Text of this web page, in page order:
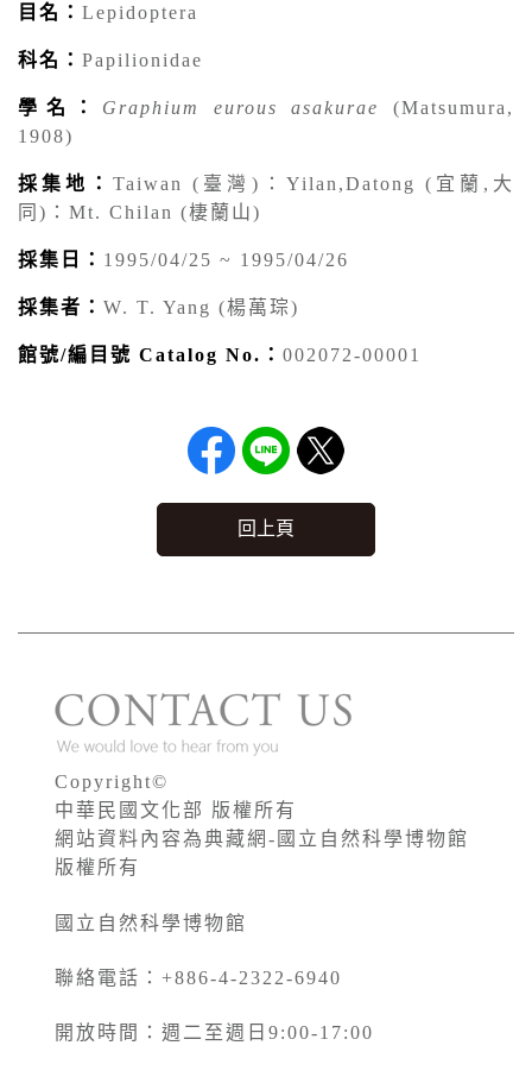
目名： Lepidoptera
科名： Papilionidae
學名： Graphium eurous asakurae
(Matsumura,
1908)
採集地：Taiwan (臺灣)：Yilan,Datong (宜蘭,大
同)：Mt. Chilan (棲蘭山)
採集日： 1995/04/25 ~ 1995/04/26
採集者： W. T. Yang (楊萬琮)
館號/編目號 Catalog No.： 002072-00001
回上頁
Copyright©
中華民國文化部 版權所有
網站資料內容為典藏網-國立自然科學博物館
版權所有
國立自然科學博物館
聯絡電話：+886-4-2322-6940
開放時間：週二至週日9:00-17:00